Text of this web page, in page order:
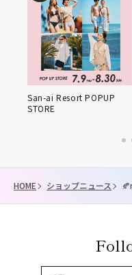
San-ai Resort POPUP
STORE
HOME ショップニュース